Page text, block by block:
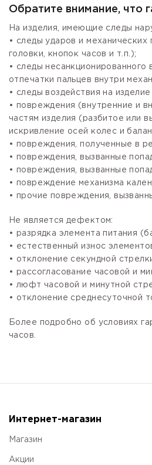
Обратите внимание, что
На изделия, имеющие следы
• следы ударов и
головки, кнопок часов и т.п.);
• следы
отпечатки пальцев внутри
• следы воздействия на
• повреждения (внутренние и
частям изделия (разбитое или
искривление осей колес и
• повреждения, полученные в
• повреждения, вызванные
• повреждения, вызванные
• повреждение механизма
• прочие повреждения,
Не является дефектом:
• разрядка элемента питания
• естественный износ
• отклонение секундной
• рассогласование часовой и
• люфт часовой и минутной
• отклонение среднесуточной
Более подробно об условиях
часов.
Интернет-магазин
Магазин
Акции